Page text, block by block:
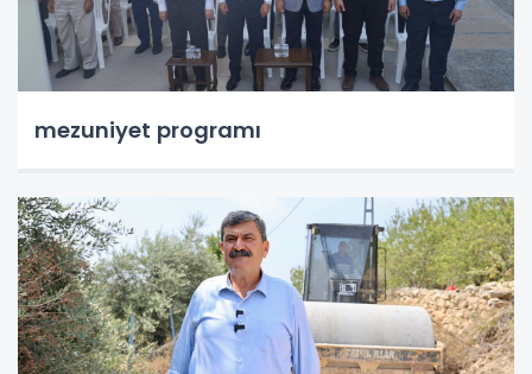
mezuniyet programı